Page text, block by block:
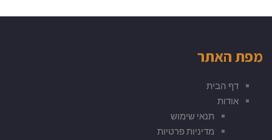
מפת האתר
דף הבית
אודות
תנאי שימוש
מדיניות פרטיות